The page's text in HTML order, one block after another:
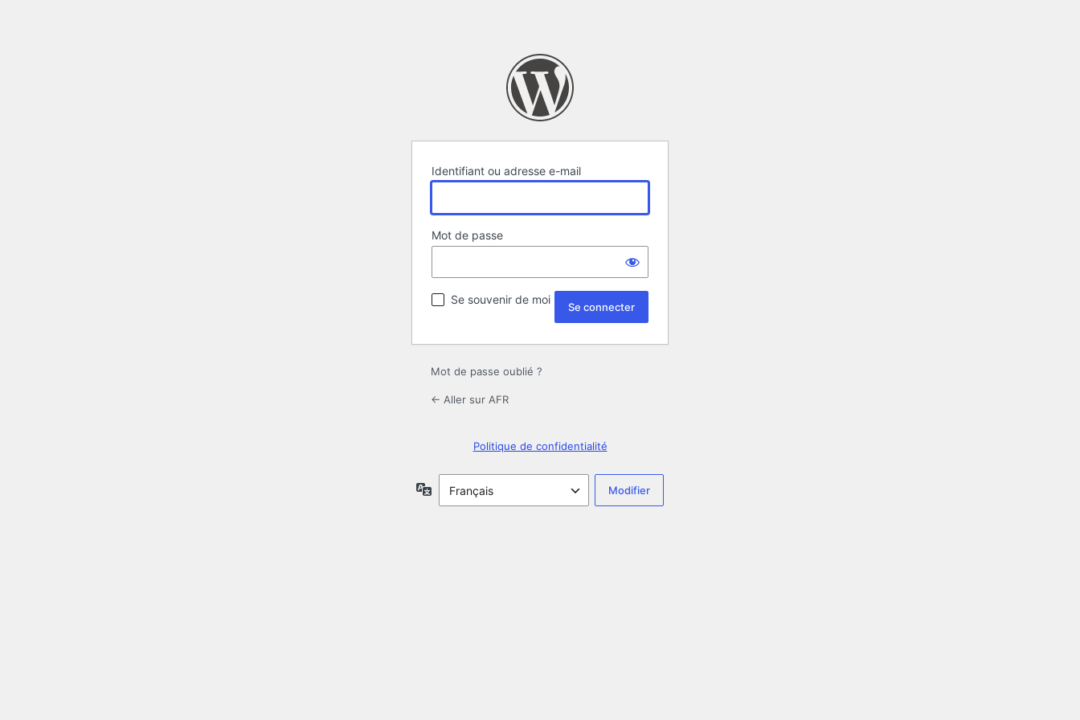
Identifiant ou adresse e-mail
Mot de passe
Se souvenir de moi
Mot de passe oublié ?
← Aller sur AFR
Politique de confidentialité
Langue